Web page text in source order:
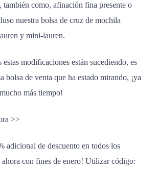
como, afinación fina presente o
nuestra bolsa de cruz de mochila
y mini-lauren.
modificaciones están sucediendo, es
bolsa de venta que ha estado mirando, ¡ya
más tiempo!
>>
adicional de descuento en todos los
ahora con fines de enero! Utilizar código: